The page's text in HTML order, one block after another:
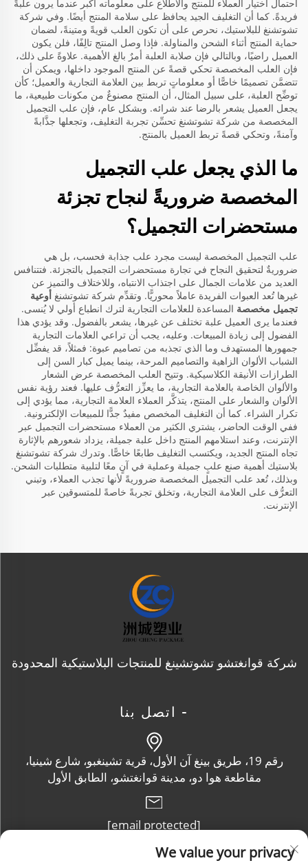
احتمال اختيار العملاء للمنتج والاطلاع على معلوماته أكبر عندما يرون علبةً
فريدةً. كما أن التغليف الجيد يحافظ على سلامة المنتج أيضًا. وفي شركة
تشوتشنغ للبلاستيك، نحرص على أن تكون العلب قويةً ومتينةً، لضمان
حماية المنتج أثناء الشحن والمناولة. فإذا وصل المنتج تالِفًا، فلن يكون
العميل راضيًا، وبالتالي فإن صلابة العلبة أمرٌ بالغ الأهمية. علاوةً على ذلك،
فإن العلب المخصصة تحكي قصةً عن المنتج الموجود داخلها، ويمكن أن
تتضمَّن تصميمًا خاصًّا أو معلوماتٍ تربط بين العلامة التجارية والعميل؛ كأن
توضِّح العلبة، على سبيل المثال، أن المنتج مصنوعٌ من مكونات طبيعية، ما
يجعل العميل يشعر بالرضا عند شرائه. وبشكل عام، فإن علب التجميل
المخصصة من شركة تشوتشنغ تحسِّن تجربة التغليف، وتجعلها جذَّابةً
وآمنةً، وتحكي قصةً تربط العميل بالمنتج.
ما الذي يجعل علب التجميل
المخصصة ضروريةً لنجاح تجزئة
مستحضرات التجميل؟
علب التجميل المخصصة ليست مجرد علب جذابة فحسب، بل هي
ضروريةٌ لتحقيق النجاح في تجارة مستحضرات التجميل بالتجزئة. فتتنافس
العديد من علامات الجمال على اجتذاب الانتباه، وللاختلاف والتميز عن
غيرها تُعد العبوات الفريدة عاملاً محوريًّا. وتقدِّم شركة تشوتشنغ أوعية
تجميل مخصصة المساعدة للعلامات التجارية لترك انطباع أولي لا يُنسى.
فعندما يرى العميل علبة تختلف عن غيرها، يشعر بالفضول. وقد يؤدي هذا
الفضول إلى زيادة المبيعات. وعليه، يجب أن تراعي العلامات التجارية
جمهورها المستهدف وما الذي تجذبه من تصاميم عبوة: فمثلاً، قد يفضِّل
الشباب الألوان الزاهية والتصاميم المرحة، بينما يميل كبار السن إلى
الطرازات الأنيقة الكلاسيكية. وتتيح العلب المخصصة عرض الشعار
والألوان الخاصة بالعلامة التجارية، ما يعزِّز التعرُّف عليها. فعند رؤية نفس
الألوان والشعار على المنتج، يتذكَّر العملاء العلامة التجارية، مما يؤدي إلى
تكرار الشراء. كما أن التغليف المخصص مفيدٌ جدًّا للمبيعات الإلكترونية.
ففي الوقت الحاضر، يشتري الكثير من العملاء مستحضرات التجميل عبر
الإنترنت، وعند استلامهم المنتج داخل علبة جميلة، يزداد شعورهم بالإثارة
تجاه المنتج الجديد، ويكتسب التغليف طابعًا خاصًّا. وتدرك شركة تشوتشنغ
بلاستيك أهمية صنع علبٍ جميلة وعملية في آنٍ معًا لتلبية متطلبات الشحن.
وبذلك، تُعد علب التجميل المخصصة ضروريةً لأنها تجذب العملاء، وتبني
التعرُّف على العلامة التجارية، وتخلق تجربةً خاصةً للمتسوقين عبر
الإنترنت.
شركة قوانغتشو تشوتشينغ للمنتجات البلاستيكية المحدودة
- اتصل بنا
رقم 19، طريق بينغ آن الأول، قرية تشينغبو، شارع شينيا،
مقاطعة هوا دو، مدينة قوانغتشو، الطابق الأول
[email protected]
We value your privacy